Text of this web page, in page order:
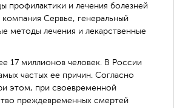
профилактики и лечения болезней
Сервье, генеральный
методы лечения и лекарственные
17 миллионов человек. В России
частых ее причин. Согласно
этом, при своевременной
преждевременных смертей